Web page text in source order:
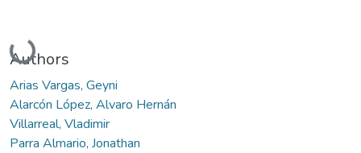
Cargando...
Authors
Arias Vargas, Geyni
Alarcón López, Alvaro Hernán
Villarreal, Vladimir
Parra Almario, Jonathan